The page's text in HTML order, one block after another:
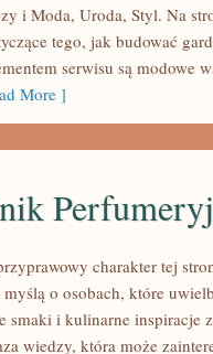
i Moda, Uroda, Styl. Na
tego, jak budować
serwisu są modowe
More ]
charakter tej
o osobach, które
smaki i kulinarne inspiracje
wiedzy, która może